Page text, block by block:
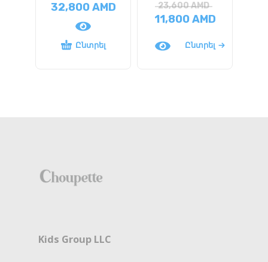
32,800AMD
Ընտրել
23,600AMD
11,800AMD
Ընտրել
Kids Group LLC